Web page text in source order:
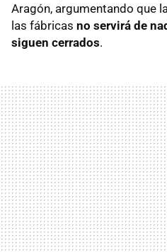
Aragón, argumentando que
las fábricas no servirá de
siguen cerrados.